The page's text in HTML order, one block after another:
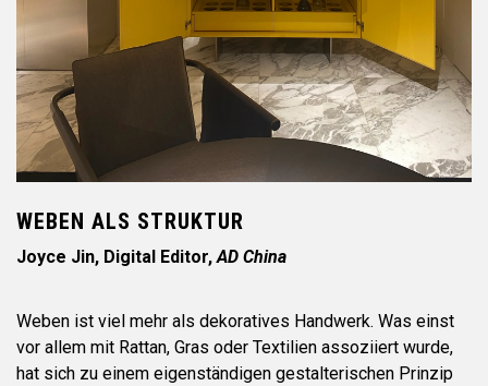
WEBEN ALS STRUKTUR
Joyce Jin, Digital Editor,AD China
Weben ist viel mehr als dekoratives Handwerk. Was einst
vor allem mit Rattan, Gras oder Textilien assoziiert wurde,
hat sich zu einem eigenständigen gestalterischen Prinzip